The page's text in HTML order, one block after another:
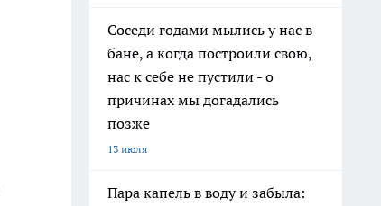
Соседи годами мылись у нас в
бане, а когда построили свою,
нас к себе не пустили - о
причинах мы догадались
позже
13 июля
Пара капель в воду и забыла: